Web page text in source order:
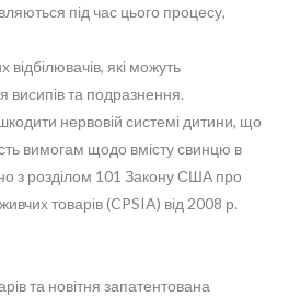
під час цього процесу,
відбілювачів, які можуть
висипів та подразнення.
нервовій системі дитини, що
вимогам щодо вмісту свинцю в
з розділом 101 Закону США про
товарів (CPSIA) від 2008 р.
та новітня запатентована